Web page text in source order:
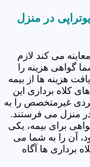
در منزل
می کند لازم
گواهی هزینه را
هزینه ها از بیمه
کلاه برداری این
غیرمتخصص را به
در منزل می فرستند.
برای بیمه، یکی
آن را به شما می
برداری ها آگاه